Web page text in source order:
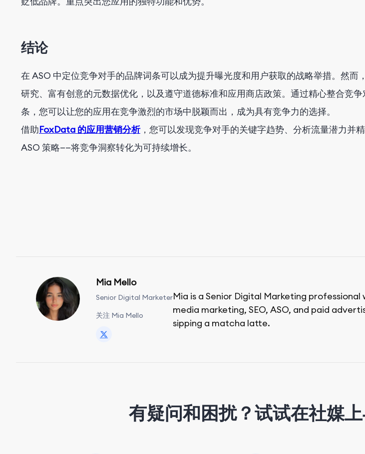
结论
在 ASO 中定位竞争对手的品牌词条可以成为提升曝光度和用户获取的战略举措。然而
研究、富有创意的元数据优化，以及遵守道德标准和应用商店政策。通过精心整合竞
条，您可以让您的应用在竞争激烈的市场中脱颖而出，成为具有竞争力的选择。
借助FoxData 的应用营销分析，您可以发现竞争对手的关键字趋势、分析流量潜力并
ASO 策略——将竞争洞察转化为可持续增长。
Mia Mello
Senior Digital Marketer
关注 Mia Mello
Mia is a Senior Digital Marketing
media marketing, SEO, ASO, and paid
sipping a matcha latte.
有疑问和困扰？试试在社媒